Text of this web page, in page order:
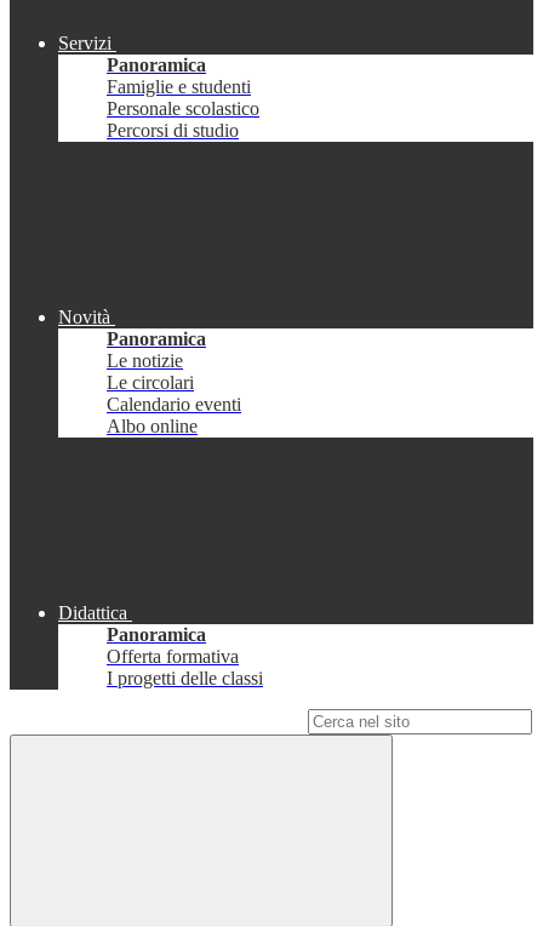
Servizi
Panoramica
Famiglie e studenti
Personale scolastico
Percorsi di studio
Novità
Panoramica
Le notizie
Le circolari
Calendario eventi
Albo online
Didattica
Panoramica
Offerta formativa
I progetti delle classi